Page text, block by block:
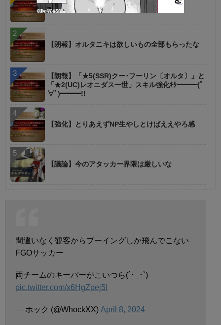
【議論】星１でこれは高レア超えた？
【朗報】オルタニキは欲しいもの全部もらったな
【朗報】「★5(SSR)クー･フーリン〔オルタ〕」と
「★2(UC)レオニダス一世」スキル強化ｷﾀ━━━(ﾟ
∀ﾟ)━━━!!
【強化】とりあえずNP生やしとけばええやろ感
【議論】今のアタッカー界隈は厳しいな
間違いなく観客からブーイングしか飛んでこない
FGOサッカー
両チームのキーパーがこいつら(´･_･`)
pic.twitter.com/x6HgZpej5I
— ホック (@WhockXX) April 8, 2024